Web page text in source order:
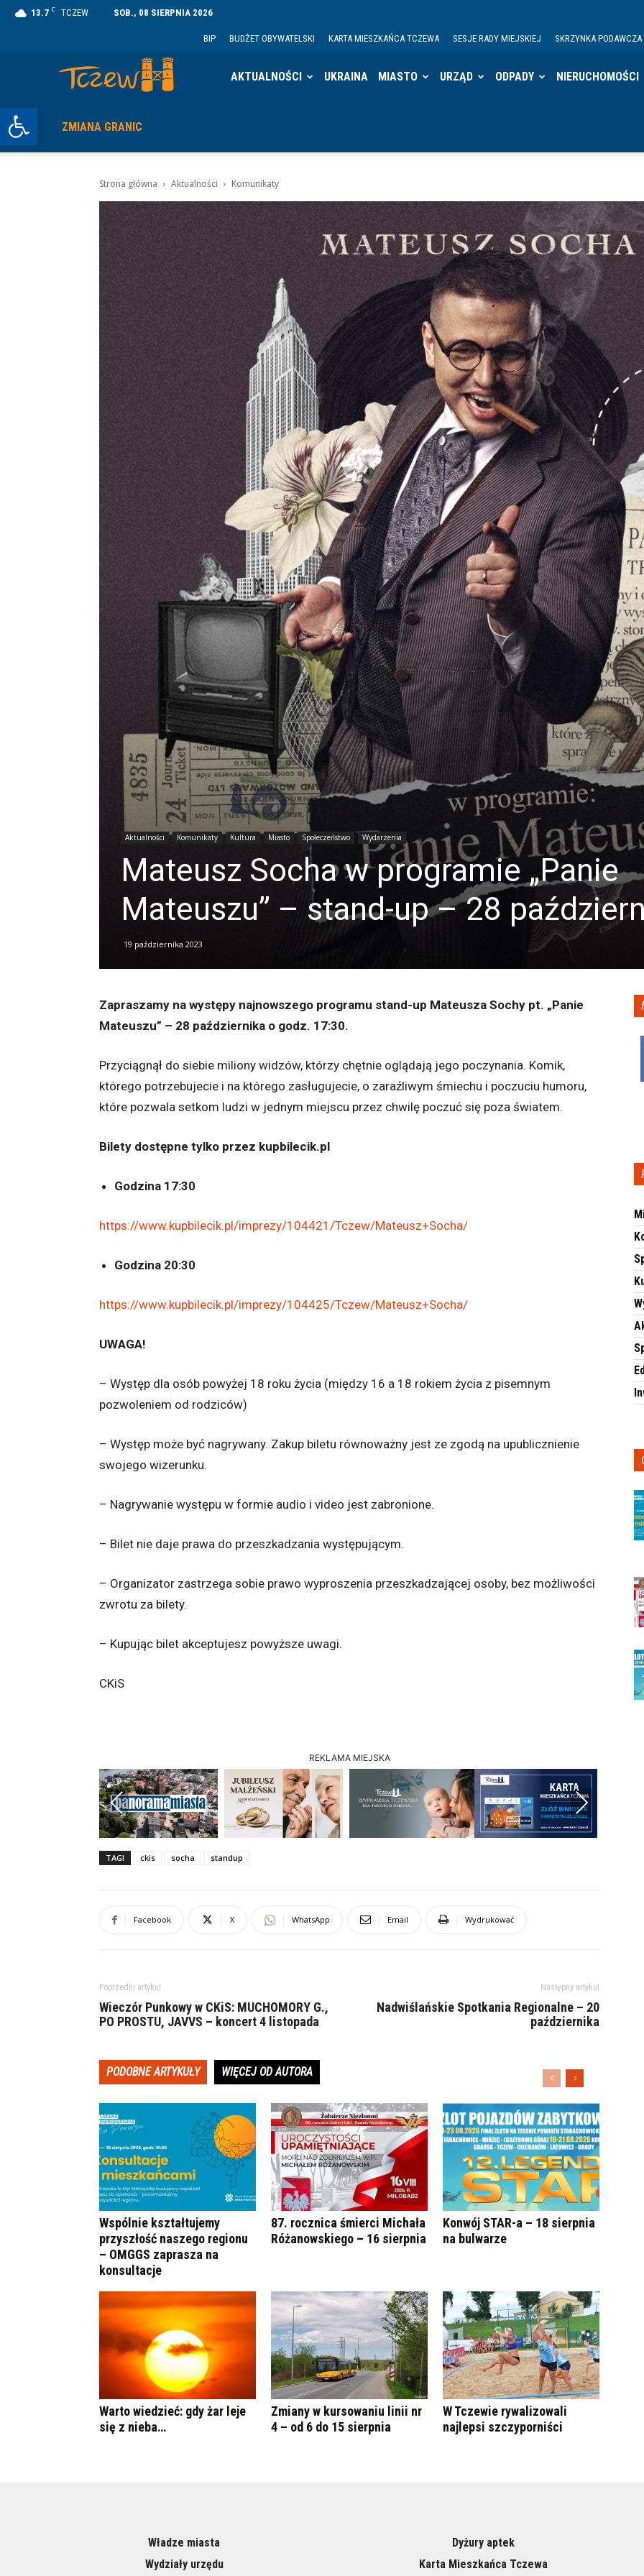
Otwórz pasek narzędzi
13.7 C TCZEW SOB., 08 SIERPNIA 2026
BIP BUDŻET OBYWATELSKI KARTA MIESZKAŃCA TCZEWA SESJE RADY MIEJSKIEJ SKRZYNKA PODAWCZA
AKTUALNOŚCI UKRAINA MIASTO URZĄD ODPADY NIERUCHOMOŚCI
ZMIANA GRANIC
Strona główna Aktualności Komunikaty
Aktualności Komunikaty Kultura Miasto Społeczeństwo Wydarzenia
Mateusz Socha w programie „Panie
Mateuszu” – stand-up – 28
19 października 2023
Zapraszamy na występy najnowszego programu stand-up Mateusza Sochy pt. „Panie
Mateuszu” – 28 października o godz. 17:30.
Przyciągnął do siebie miliony widzów, którzy chętnie oglądają jego poczynania. Komik,
którego potrzebujecie i na którego zasługujecie, o zaraźliwym śmiechu i poczuciu humoru,
które pozwala setkom ludzi w jednym miejscu przez chwilę poczuć się poza światem.
Bilety dostępne tylko przez kupbilecik.pl
Godzina 17:30
https://www.kupbilecik.pl/imprezy/104421/Tczew/Mateusz+Socha/
Godzina 20:30
https://www.kupbilecik.pl/imprezy/104425/Tczew/Mateusz+Socha/
UWAGA!
– Występ dla osób powyżej 18 roku życia (między 16 a 18 rokiem życia z pisemnym
pozwoleniem od rodziców)
– Występ może być nagrywany. Zakup biletu równoważny jest ze zgodą na upublicznienie
swojego wizerunku.
– Nagrywanie występu w formie audio i video jest zabronione.
– Bilet nie daje prawa do przeszkadzania występującym.
– Organizator zastrzega sobie prawo wyproszenia przeszkadzającej osoby, bez możliwości
zwrotu za bilety.
– Kupując bilet akceptujesz powyższe uwagi.
CKiS
REKLAMA MIEJSKA
Previous Next
TAGI ckis socha standup
Facebook X WhatsApp Email Wydrukować
Poprzedni artykuł
Wieczór Punkowy w CKiS: MUCHOMORY G.,
PO PROSTU, JAVVS – koncert 4 listopada
Następny artykuł
Nadwiślańskie Spotkania Regionalne – 20
października
PODOBNE ARTYKUŁY WIĘCEJ OD AUTORA
Wspólnie kształtujemy
przyszłość naszego regionu
– OMGGS zaprasza na
konsultacje
87. rocznica śmierci Michała
Różanowskiego – 16 sierpnia
Konwój STAR-a – 18 sierpnia
na bulwarze
Warto wiedzieć: gdy żar leje
się z nieba…
Zmiany w kursowaniu linii nr
4 – od 6 do 15 sierpnia
W Tczewie rywalizowali
najlepsi szczyporniści
Władze miasta
Wydziały urzędu
Dyżury aptek
Karta Mieszkańca Tczewa